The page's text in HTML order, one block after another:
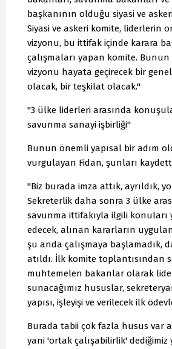
başkanının olduğu siyasi ve
Siyasi ve askeri komite, liderlerin
vizyonu, bu ittifak içinde karara
çalışmaları yapan komite.
vizyonu hayata geçirecek bir
olacak, bir teşkilat olacak."
"3 ülke liderleri arasında
savunma sanayi işbirliği"
Bunun önemli yapısal bir adım
vurgulayan Fidan, şunları
"Biz burada imza attık, ayrıldık,
Sekreterlik daha sonra 3 ülke
savunma ittifakıyla ilgili konuları
edecek, alınan kararların
şu anda çalışmaya başlamadık,
atıldı. İlk komite toplantısından
muhtemelen bakanlar olarak
sunacağımız hususlar,
yapısı, işleyişi ve verilecek ilk
Burada tabii çok fazla husus var
yani 'ortak çalışabilirlik' dediğimiz